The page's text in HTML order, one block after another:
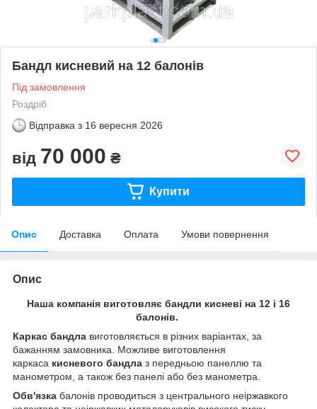
Бандл кисневий на 12 балонів
Під замовлення
Роздріб
Відправка з 16 вересня 2026
від 70 000 ₴
Купити
Опис Доставка Оплата Умови повернення
Опис
Наша компанія виготовляє бандли кисневі на 12 і 16
балонів.
Каркас бандла виготовляється в різних варіантах, за
бажанням замовника. Можливе виготовлення
каркаса кисневого бандла з передньою панеллю та
манометром, а також без панелі або без манометра.
Обв'язка балонів проводиться з центрального неіржавкого